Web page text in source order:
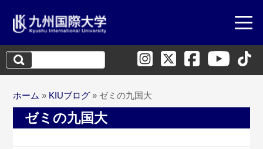
検
索:
ホーム » KIUブログ » ゼミの九国大
ゼミの九国大